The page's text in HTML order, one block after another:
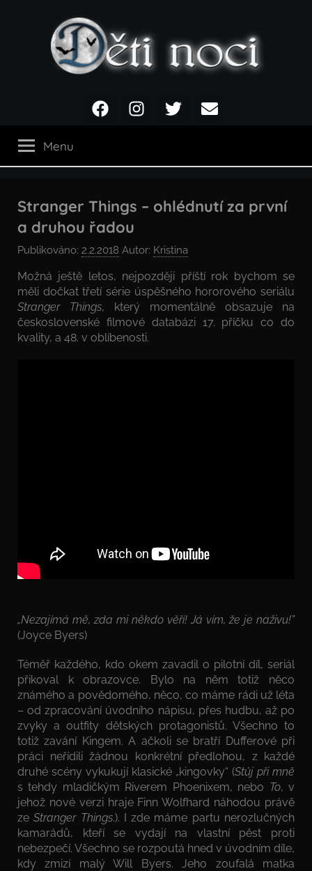
noci
FacebookInstagramTwitter Email
Menu
Stranger Things – ohlédnutí za první
a druhou řadou
Publikováno: 2.2.2018 Autor: Kristina
Možná ještě letos, nejpozději příští rok bychom se
měli dočkat třetí série úspěšného hororového seriálu
Stranger Things, který momentálně obsazuje na
československé filmové databázi 17. příčku co do
kvality, a 48. v oblíbenosti.
„Nezajímá mě, zda mi někdo věří! Já vím, že je naživu!”
(Joyce Byers)
Téměř každého, kdo okem zavadil o pilotní díl, seriál
přikoval k obrazovce. Bylo na něm totiž něco
známého a povědomého, něco, co máme rádi už léta
– od zpracování úvodního nápisu, přes hudbu, až po
zvyky a outfity dětských protagonistů. Všechno to
totiž zavání Kingem. A ačkoli se bratří Dufferové při
práci neřídili žádnou konkrétní předlohou, z každé
druhé scény vykukují klasické „kingovky“ (Stůj při mně
s tehdy mladičkým Riverem Phoenixem, nebo To, v
jehož nové verzi hraje Finn Wolfhard náhodou právě
zeStranger Things.). I zde máme partu nerozlučných
kamarádů, kteří se vydají na vlastní pěst proti
nebezpečí. Všechno se rozpoutá hned v úvodním díle,
kdy zmizí malý Will Byers. Jeho zoufalá matka